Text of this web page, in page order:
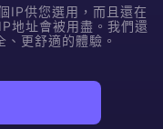
IP供您選用，而且還在
IP地址會被用盡。我們還
更舒適的體驗。